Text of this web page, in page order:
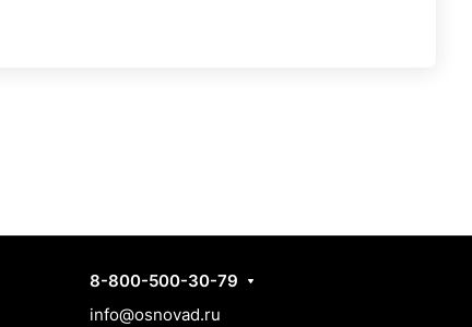
8-800-500-30-79
info@osnovad.ru